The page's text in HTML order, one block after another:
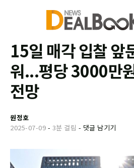
15일 매각 입찰 앞
워...평당 3000만
전망
원정호
2025-07-09 - 3분 걸림 - 댓글 남기기